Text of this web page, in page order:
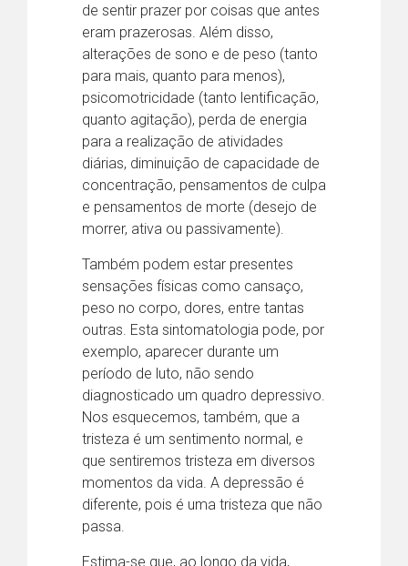
de sentir prazer por coisas que antes
eram prazerosas. Além disso,
alterações de sono e de peso (tanto
para mais, quanto para menos),
psicomotricidade (tanto lentificação,
quanto agitação), perda de energia
para a realização de atividades
diárias, diminuição de capacidade de
concentração, pensamentos de culpa
e pensamentos de morte (desejo de
morrer, ativa ou passivamente).
Também podem estar presentes
sensações físicas como cansaço,
peso no corpo, dores, entre tantas
outras. Esta sintomatologia pode, por
exemplo, aparecer durante um
período de luto, não sendo
diagnosticado um quadro depressivo.
Nos esquecemos, também, que a
tristeza é um sentimento normal, e
que sentiremos tristeza em diversos
momentos da vida. A depressão é
diferente, pois é uma tristeza que não
passa.
Estima-se que, ao longo da vida,